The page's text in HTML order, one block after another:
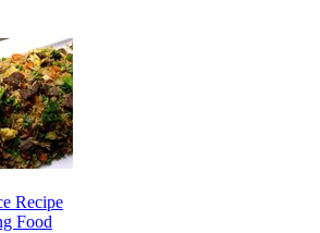
Recipe
Food